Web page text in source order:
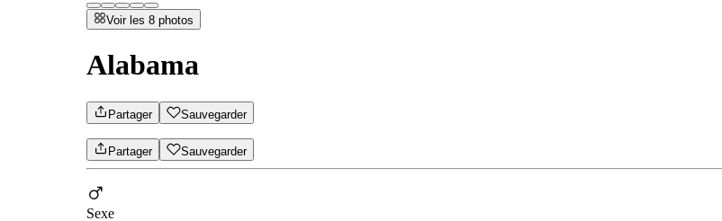
Voir les 8 photos
Alabama
Partager Sauvegarder
Partager Sauvegarder
Sexe